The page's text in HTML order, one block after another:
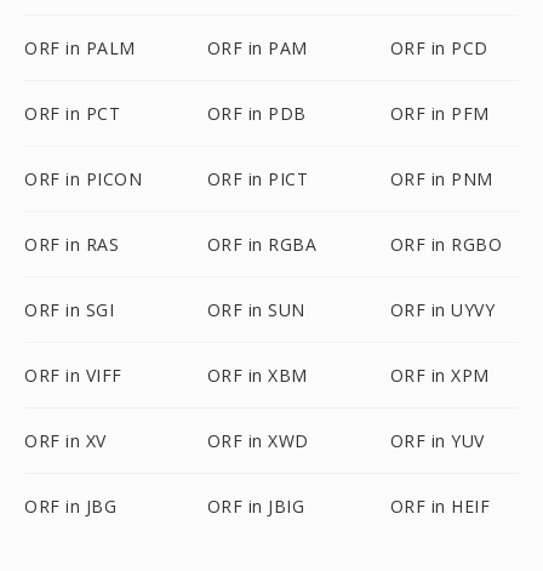
ORF in PALM ORF in PAM ORF in PCD
ORF in PCT ORF in PDB ORF in PFM
ORF in PICON ORF in PICT ORF in PNM
ORF in RAS ORF in RGBA ORF in RGBO
ORF in SGI ORF in SUN ORF in UYVY
ORF in VIFF ORF in XBM ORF in XPM
ORF in XV ORF in XWD ORF in YUV
ORF in JBG ORF in JBIG ORF in HEIF